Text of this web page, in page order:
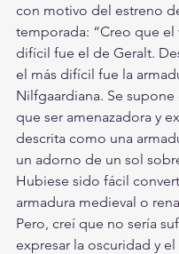
con motivo del estreno
temporada: “Creo que el
difícil fue el de Geralt.
el más difícil fue la
Nilfgaardiana. Se supone
que ser amenazadora y
descrita como una
un adorno de un sol
Hubiese sido fácil
armadura medieval o
Pero, creí que no sería
expresar la oscuridad y